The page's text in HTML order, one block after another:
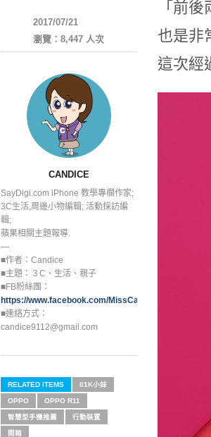
「前
也是非
這次經
2017/07/21
瀏覽：8,447 人次
CANDICE
SayDigi.com iPhone 教學專欄作家;
3C生活,周邊小物編輯; 活動採訪編
輯;
蘋果相關主題報導.
—
■作者：Candice
■主題：３C、生活、親子
■FB粉絲團：
https://www.facebook.com/MissCandice112
■連絡方式：
candice9112@gmail.com
RELATED ITEMS 01K小妹
OPPO OPPO R11
智慧型手機推薦 行動裝置
開箱